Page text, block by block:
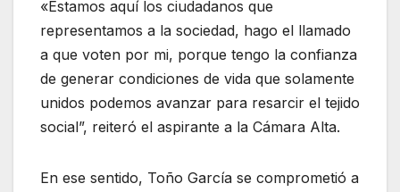
«Estamos aquí los ciudadanos que
representamos a la sociedad, hago el llamado
a que voten por mi, porque tengo la confianza
de generar condiciones de vida que solamente
unidos podemos avanzar para resarcir el tejido
social”, reiteró el aspirante a la Cámara Alta.
En ese sentido, Toño García se comprometió a